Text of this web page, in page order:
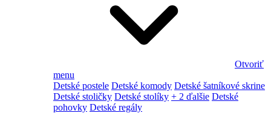
Otvoriť
menu
Detské postele Detské komody Detské šatníkové skrine
Detské stoličky Detské stolíky + 2 ďalšie Detské
pohovky Detské regály